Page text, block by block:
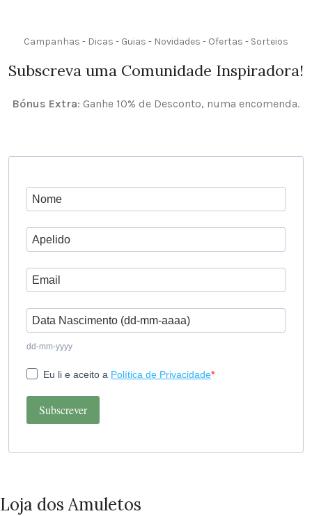
Campanhas - Dicas - Guias - Novidades - Ofertas - Sorteios
Subscreva uma Comunidade Inspiradora!
Bónus Extra: Ganhe 10% de Desconto, numa encomenda.
dd-mm-yyyy
Eu li e aceito a Política de Privacidade
Subscrever
Loja dos Amuletos